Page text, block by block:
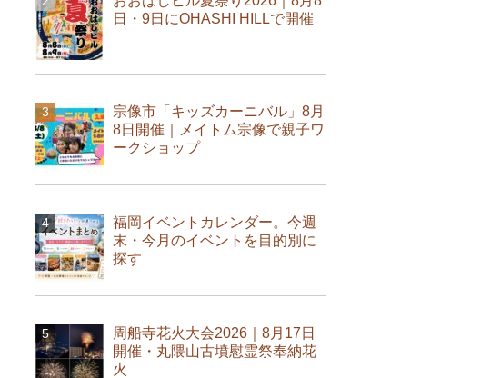
日・9日にOHASHI HILLで開催
宗像市「キッズカーニバル」8月
8日開催｜メイトム宗像で親子ワ
ークショップ
福岡イベントカレンダー。今週
末・今月のイベントを目的別に
探す
周船寺花火大会2026｜8月17日
開催・丸隈山古墳慰霊祭奉納花
火